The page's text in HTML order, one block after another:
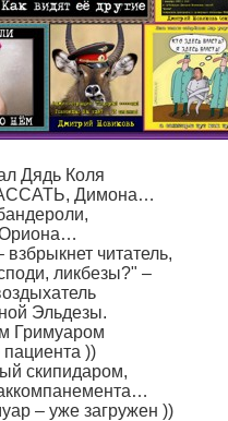
Дядь Коля
Димона…
читатель,
ликбезы?" –
Эльдезы.
Гримуаром
))
скипидаром,
– уже загружен ))